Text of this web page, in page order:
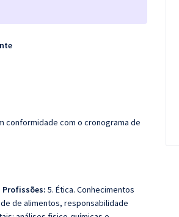
conformidade com o cronograma de
Profissões: 5. Ética. Conhecimentos
de alimentos, responsabilidade